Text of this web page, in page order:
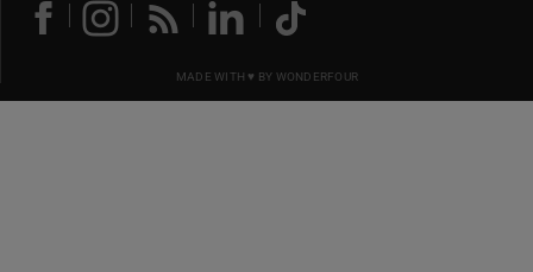
MADE WITH ♥ BY WONDERFOUR